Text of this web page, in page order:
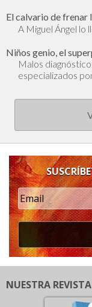
El calvario de frenar
A Miguel Ángel lo
Niños genio, el
Malos
especializados
NUESTRA REVISTA